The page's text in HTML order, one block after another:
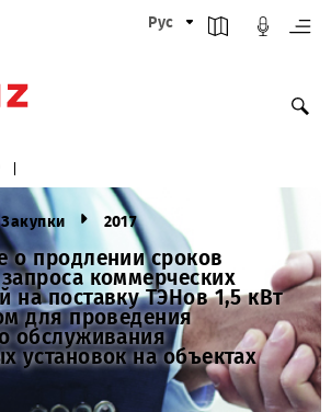
Рус
09
Закупки 2017
о продлении сроков
запроса коммерческих
на поставку ТЭНов 1,5
для проведения
обслуживания
установок на объектах